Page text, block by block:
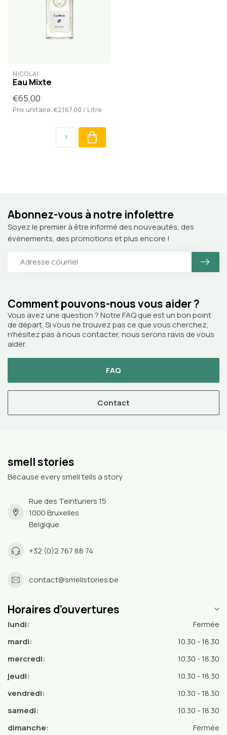
NICOLAÏ
Eau Mixte
€65,00
Prix unitaire: €2.167,00 / Litre
Comment pouvons-nous vous aider ?
Vous avez une question ? Notre FAQ que est un bon point
de départ. Si vous ne trouvez pas ce que vous cherchez,
n'hésitez pas à nous contacter, nous serons ravis de vous
aider.
FAQ
Contact
Abonnez-vous à notre infolettre
Soyez le premier à être informé des nouveautés, des
événements, des promotions et plus encore !
smell stories
Because every smell tells a story
Rue des Teinturiers 15
1000 Bruxelles
Belgique
+32 (0)2 767 88 74
contact@smellstories.be
Horaires d'ouvertures
lundi:
Fermée
mardi:
10.30 - 18.30
mercredi:
10.30 - 18.30
jeudi:
10.30 - 18.30
vendredi:
10.30 - 18.30
samedi:
10.30 - 18.30
dimanche:
Fermée